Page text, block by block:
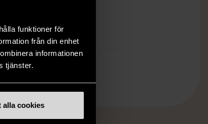
funktioner för
från din enhet
informationen
tjänster.
alla cookies